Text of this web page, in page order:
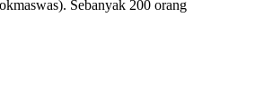
Sebanyak 200 orang